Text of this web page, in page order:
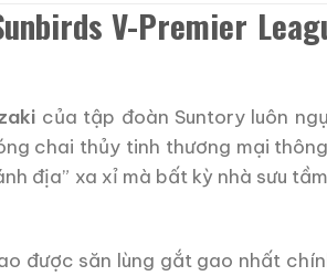
V-Premier
của tập đoàn Suntory luôn
chai thủy tinh thương mại
địa” xa xỉ mà bất kỳ nhà sưu
được săn lùng gắt gao nhất